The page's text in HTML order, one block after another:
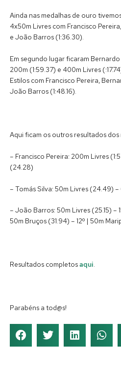
Ainda nas medalhas de ouro
4x50m Livres com Francisco
e João Barros (1:36.30).
Em segundo lugar ficaram
200m (1:59.37) e 400m Livres
Estilos com Francisco Pereira,
João Barros (1:48.16).
Aqui ficam os outros resultados dos
– Francisco Pereira: 200m Livres
(24.28)
– Tomás Silva: 50m Livres (24.49) –
– João Barros: 50m Livres (25.15) –
50m Bruços (31.94) – 12º | 50m
Resultados completosaqui.
Parabéns a tod@s!